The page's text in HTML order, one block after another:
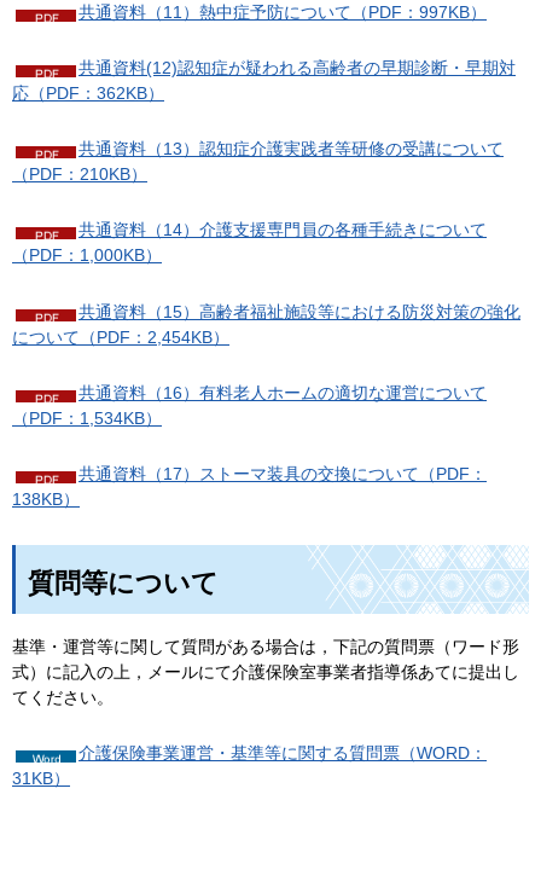
共通資料（11）熱中症予防について（PDF：997KB）
共通資料(12)認知症が疑われる高齢者の早期診断・早期対
応（PDF：362KB）
共通資料（13）認知症介護実践者等研修の受講について
（PDF：210KB）
共通資料（14）介護支援専門員の各種手続きについて
（PDF：1,000KB）
共通資料（15）高齢者福祉施設等における防災対策の強化
について（PDF：2,454KB）
共通資料（16）有料老人ホームの適切な運営について
（PDF：1,534KB）
共通資料（17）ストーマ装具の交換について（PDF：
138KB）
質問等について
基準・運営等に関して質問がある場合は，下記の質問票（ワード形
式）に記入の上，メールにて介護保険室事業者指導係あてに提出し
てください。
介護保険事業運営・基準等に関する質問票（WORD：
31KB）